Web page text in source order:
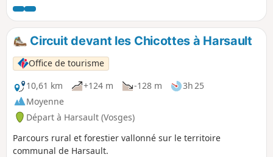
Circuit devant les Chicottes à Harsault
Office de tourisme
10,61 km
+124 m -128 m
3h 25
Moyenne
Départ à Harsault (Vosges)
Parcours rural et forestier vallonné sur le territoire
communal de Harsault.